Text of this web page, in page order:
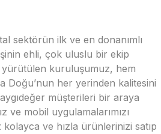
sektörün ilk ve en donanımlı
ehli, çok uluslu bir ekip
yürütülen kuruluşumuz, hem
Doğu’nun her yerinden kalitesini
müşterileri bir araya
ve mobil uygulamalarımızı
kolayca ve hızla ürünlerinizi satıp